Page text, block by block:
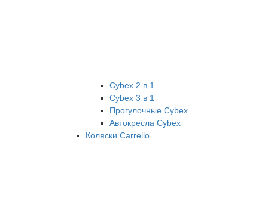
Cybex 2 в 1
Cybex 3 в 1
Прогулочные Cybex
Автокресла Cybex
Коляски Carrello